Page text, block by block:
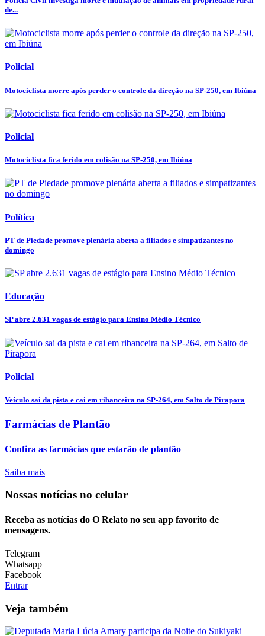
de...
Policial
Motociclista morre após perder o controle da direção na SP-250, em Ibiúna
Policial
Motociclista fica ferido em colisão na SP-250, em Ibiúna
Política
PT de Piedade promove plenária aberta a filiados e simpatizantes no
domingo
Educação
SP abre 2.631 vagas de estágio para Ensino Médio Técnico
Policial
Veículo sai da pista e cai em ribanceira na SP-264, em Salto de Pirapora
Farmácias de Plantão
Confira as farmácias que estarão de plantão
Saiba mais
Nossas notícias no celular
Receba as notícias do O Relato no seu app favorito de
mensagens.
Telegram
Whatsapp
Facebook
Entrar
Veja também